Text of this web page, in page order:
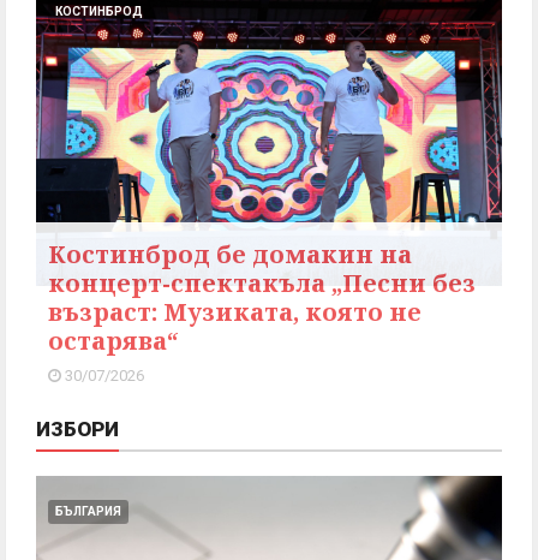
КОСТИНБРОД
Костинброд бе домакин на
концерт-спектакъла „Песни без
възраст: Музиката, която не
остарява“
30/07/2026
ИЗБОРИ
БЪЛГАРИЯ